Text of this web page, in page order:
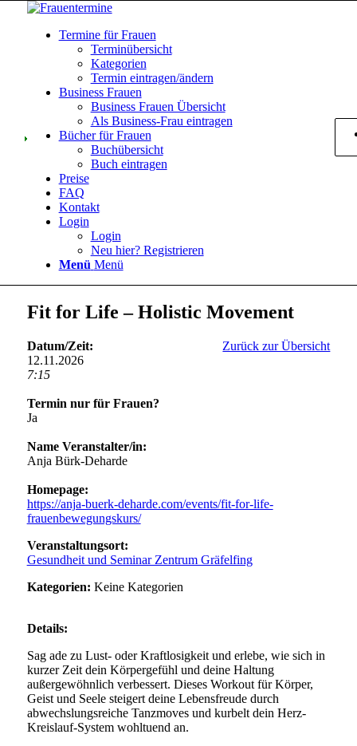
Termine für Frauen
Terminübersicht
Kategorien
Termin eintragen/ändern
Business Frauen
Business Frauen Übersicht
Als Business-Frau eintragen
Bücher für Frauen
Buchübersicht
Buch eintragen
Preise
FAQ
Kontakt
Login
Login
Neu hier? Registrieren
Menü Menü
Fit for Life – Holistic Movement
Zurück zur Übersicht
Datum/Zeit:
12.11.2026
7:15
Termin nur für Frauen?
Ja
Name Veranstalter/in:
Anja Bürk-Deharde
Homepage:
https://anja-buerk-deharde.com/events/fit-for-life-
frauenbewegungskurs/
Veranstaltungsort:
Gesundheit und Seminar Zentrum Gräfelfing
Kategorien: Keine Kategorien
Details:
Sag ade zu Lust- oder Kraftlosigkeit und erlebe, wie sich in
kurzer Zeit dein Körpergefühl und deine Haltung
außergewöhnlich verbessert. Dieses Workout für Körper,
Geist und Seele steigert deine Lebensfreude durch
abwechslungsreiche Tanzmoves und kurbelt dein Herz-
Kreislauf-System wohltuend an.